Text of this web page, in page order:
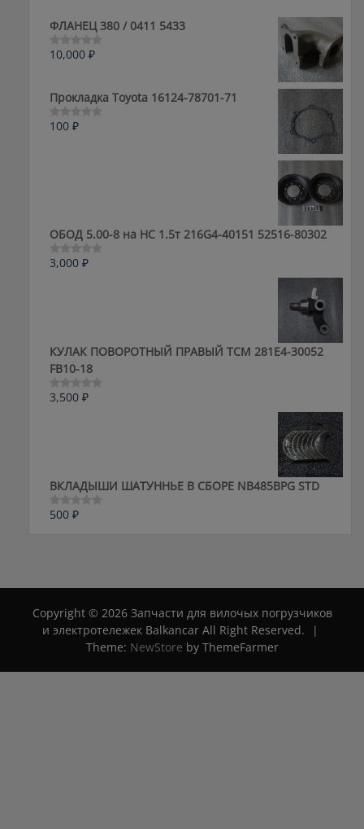
ФЛАНЕЦ 380 / 0411 5433
Оценка
5
10,000 ₽
Прокладка Toyota 16124-78701-71
Оценка
100 ₽
ОБОД 5.00-8 на HC 1.5т 216G4-40151 52516-80302
Оценка
3,000 ₽
КУЛАК ПОВОРОТНЫЙ ПРАВЫЙ ТСМ 281E4-30052
FB10-18
Оценка
3,500 ₽
ВКЛАДЫШИ ШАТУННЬЕ В СБОРЕ NB485BPG STD
Оценка
500 ₽
Copyright © 2026 Запчасти для вилочых погрузчиков
и электротележек Balkancar All Right Reserved.
|
Theme: NewStore by ThemeFarmer